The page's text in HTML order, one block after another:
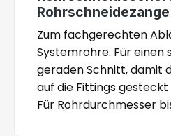
Rohrschneidezange
Zum fachgerechten
Systemrohre. Für einen
geraden Schnitt, damit
auf die Fittings
Für Rohrdurchmesser